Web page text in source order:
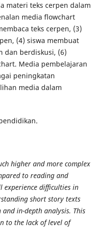
materi teks cerpen dalam
media flowchart
teks cerpen, (3)
(4) siswa membuat
dan berdiskusi, (6)
Media pembelajaran
peningkatan
media dalam
higher and more complex
to reading and
experience difficulties in
short story texts
in-depth analysis. This
to the lack of level of